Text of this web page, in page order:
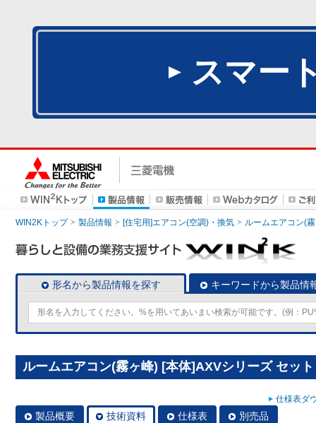
スマー
WIN2Kトップ 製品情報 [住宅用]エアコン(空調)・換気 ルームエアコン(
形名から製品情報を探す キーワードから製品情
ルームエアコン(霧ヶ峰) [本体]AXVシリーズ セッ
仕様表ダ
製品概要 技術資料 仕様表 別売品